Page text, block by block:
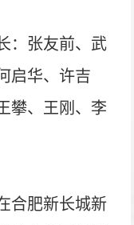
：张友前、武
启华、许吉
攀、王刚、李
合肥新长城新